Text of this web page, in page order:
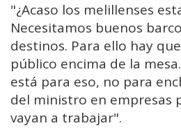
"¿Acaso los melillenses
Necesitamos buenos
destinos. Para ello hay
público encima de la
está para eso, no para
del ministro en empresas
vayan a trabajar".